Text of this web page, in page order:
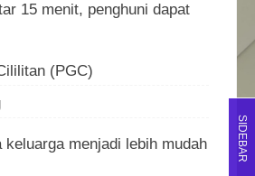
15 menit, penghuni dapat
(PGC)
keluarga menjadi lebih mudah
SIDEBAR